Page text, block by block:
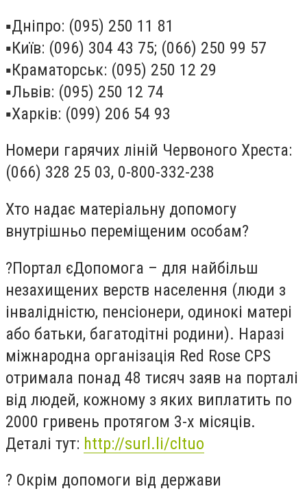
▪️Дніпро: (095) 250 11 81
▪️Київ: (096) 304 43 75; (066) 250 99 57
▪️Краматорськ: (095) 250 12 29
▪️Львів: (095) 250 12 74
▪️Харків: (099) 206 54 93
Номери гарячих ліній Червоного Хреста:
(066) 328 25 03, 0-800-332-238
Хто надає матеріальну допомогу
внутрішньо переміщеним особам?
?Портал єДопомога – для найбільш
незахищених верств населення (люди з
інвалідністю, пенсіонери, одинокі матері
або батьки, багатодітні родини). Наразі
міжнародна організація Red Rose CPS
отримала понад 48 тисяч заяв на порталі
від людей, кожному з яких виплатить по
2000 гривень протягом 3-х місяців.
Деталі тут: http://surl.li/cltuo
? Окрім допомоги від держави